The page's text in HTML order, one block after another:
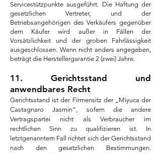
Servicestützpunkte ausgeführt. Die Haftung der
gesetzlichen Vertreter, und der
Betriebsangehörigen des Verkäufers gegenüber
dem Käufer wird außer in Fällen der
Vorsätzlichkeit und der groben Fahrlässigkeit
ausgeschlossen. Wenn nicht anders angegeben,
beträgt die Herstellergarantie 2 (zwei) Jahre.
11. Gerichtsstand und
anwendbares Recht
Gerichtsstand ist der Firmensitz der „Miyuca der
Castagnaro Jasmin“, sofern die andere
Vertragspartei nicht als Verbraucher im
rechtlichen Sinn zu qualifizieren ist. In
letztgenanntem Fall richtet sich der Gerichtsstand
nach den gesetzlichen Bestimmungen.